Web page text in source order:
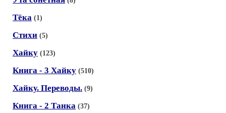
Тёка (1)
Стихи (5)
Хайку (123)
Книга - 3 Хайку (510)
Хайку. Переводы. (9)
Книга - 2 Танка (37)